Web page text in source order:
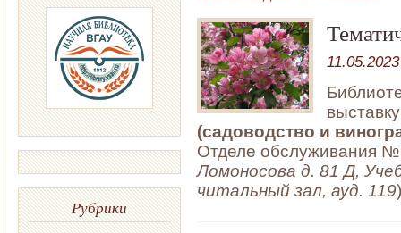
Рубрики
11.05.2023
(садоводство и
Отделе обслуживания
Ломоносова д. 81 Д,
читальный зал, ауд. 119